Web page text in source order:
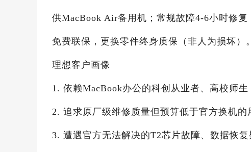
供MacBook Air备用机；常规故障4-6小时修
免费联保，更换零件终身质保（非人为损坏）。
理想客户画像
1. 依赖MacBook办公的科创从业者、高校师生
2. 追求原厂级维修质量但预算低于官方换机的
3. 遭遇官方无法解决的T2芯片故障、数据恢复